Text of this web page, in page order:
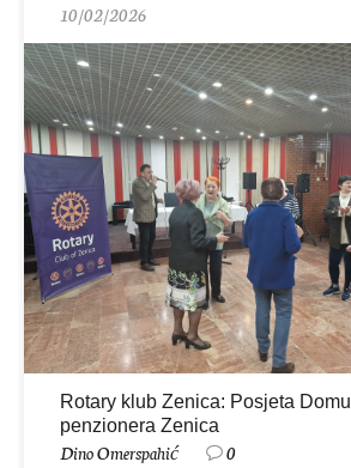
10/02/2026
Rotary klub Zenica: Posjeta Domu
penzionera Zenica
Dino Omerspahić 0